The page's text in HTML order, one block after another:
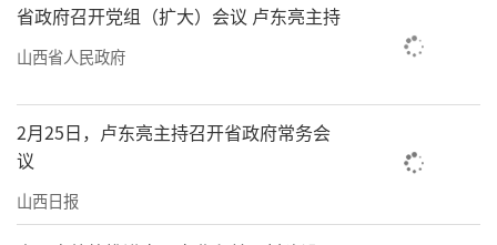
省政府召开党组（扩大）会议 卢东亮主持
山西省人民政府
2月25日，卢东亮主持召开省政府常务会
议
山西日报